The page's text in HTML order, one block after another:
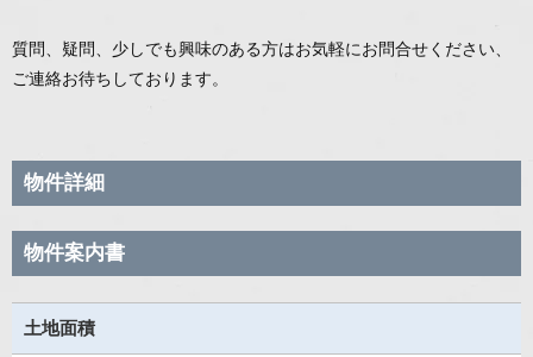
質問、疑問、少しでも興味のある方はお気軽にお問合せください、
ご連絡お待ちしております。
物件詳細
物件案内書
土地面積